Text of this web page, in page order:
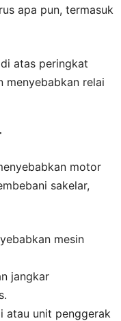
apa pun, termasuk
atas peringkat
menyebabkan relai
motor
sakelar,
mesin
jangkar
atau unit penggerak